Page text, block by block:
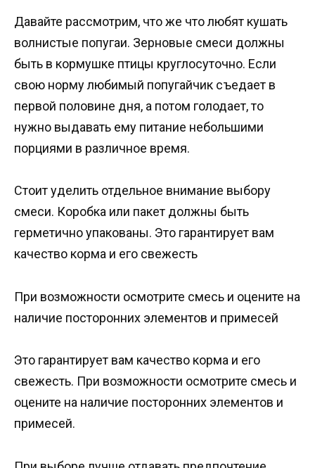
Давайте рассмотрим, что же что любят кушать
волнистые попугаи. Зерновые смеси должны
быть в кормушке птицы круглосуточно. Если
свою норму любимый попугайчик съедает в
первой половине дня, а потом голодает, то
нужно выдавать ему питание небольшими
порциями в различное время.
Стоит уделить отдельное внимание выбору
смеси. Коробка или пакет должны быть
герметично упакованы. Это гарантирует вам
качество корма и его свежесть
При возможности осмотрите смесь и оцените на
наличие посторонних элементов и примесей
Это гарантирует вам качество корма и его
свежесть. При возможности осмотрите смесь и
оцените на наличие посторонних элементов и
примесей.